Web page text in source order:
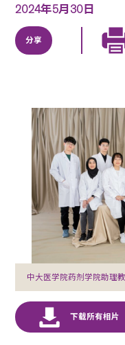
2024年5月30日
分享
中大医学院药剂学院助理